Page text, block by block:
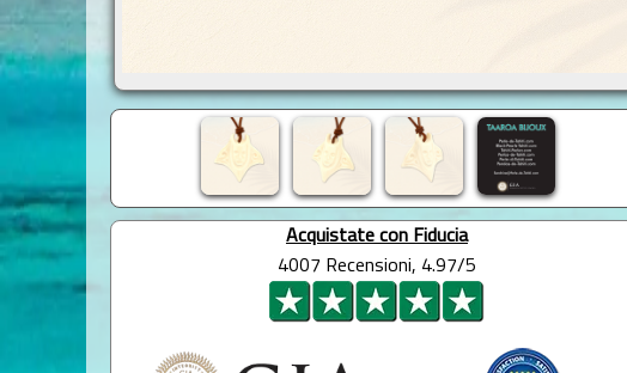
Acquistate con Fiducia
4007 Recensioni, 4.97/5